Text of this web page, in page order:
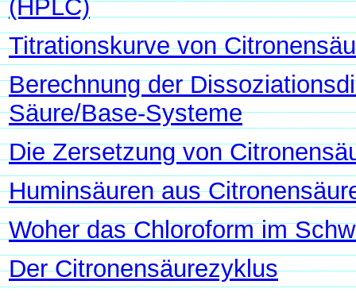
(HPLC)
Titrationskurve von
Berechnung der
Säure/Base-Systeme
Die Zersetzung von
Huminsäuren aus
Woher das Chloroform im
Der Citronensäurezyklus